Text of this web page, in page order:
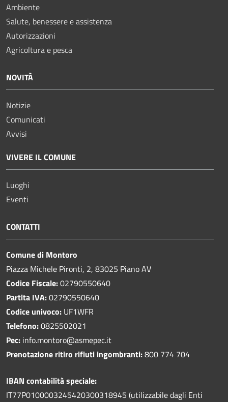
Ambiente
Salute, benessere e assistenza
Autorizzazioni
Agricoltura e pesca
NOVITÀ
Notizie
Comunicati
Avvisi
VIVERE IL COMUNE
Luoghi
Eventi
CONTATTI
Comune di Montoro
Piazza Michele Pironti, 2, 83025 Piano AV
Codice Fiscale:02790550640
Partita IVA:02790550640
Codice univoco: UF1WFR
Telefono:0825502021
Pec: info.montoro@asmepec.it
Prenotazione ritiro rifiuti ingombranti:800 774 704
IBAN contabilità speciale:
IT77P0100003245420300318945 (utilizzabile dagli Enti